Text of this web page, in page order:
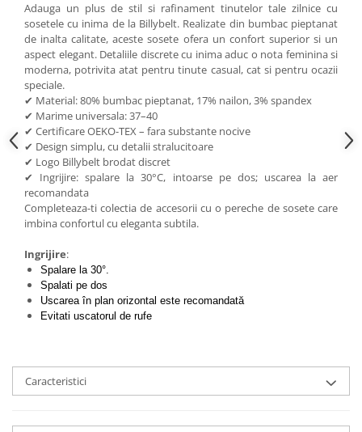
Adauga un plus de stil si rafinament tinutelor tale zilnice cu
sosetele cu inima de la Billybelt. Realizate din bumbac pieptanat
de inalta calitate, aceste sosete ofera un confort superior si un
aspect elegant. Detaliile discrete cu inima aduc o nota feminina si
moderna, potrivita atat pentru tinute casual, cat si pentru ocazii
speciale.
✔ Material: 80% bumbac pieptanat, 17% nailon, 3% spandex
✔ Marime universala: 37–40
✔ Certificare OEKO-TEX – fara substante nocive
✔ Design simplu, cu detalii stralucitoare
✔ Logo Billybelt brodat discret
✔ Ingrijire: spalare la 30°C, intoarse pe dos; uscarea la aer
recomandata
Completeaza-ti colectia de accesorii cu o pereche de sosete care
imbina confortul cu eleganta subtila.
Ingrijire:
Spalare la 30°.
Spalati pe dos
Uscarea în plan orizontal este recomandată
Evitati uscatorul de rufe
Caracteristici